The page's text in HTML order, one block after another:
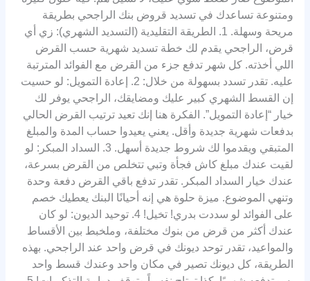
ومتنوعة تساعدك في تسديد قروض بنك الراجحي بطريقة
مريحة وسهلة. 1. الطريقة التقليدية (التسديد الشهري): زي أي
قرض، الراجحي يقدم لك خطة تسديد شهرية حسب القرض
اللي أخذته. كل شهر تدفع جزء من القرض مع الفوائد المترتبة
عليه. تقدر تسدد بسهولة من خلال: 2. إعادة التمويل: لو حسيت
إن القسط الشهري كبير عليك ومضايقك، الراجحي يوفر لك
خيار “إعادة التمويل”. الفكرة هنا إنك تعيد ترتيب القرض الحالي
بدفعات شهرية جديدة وأقل. يعني يعيدوا حساب المدة والمبلغ
المتبقي ويقدموا لك شروط جديدة أسهل. 3. السداد المبكر: لو
لقيت عندك مبلغ كاش فجأة وتبي تتخلص من القرض بسرعة،
عندك خيار السداد المبكر. تقدر تدفع باقي القرض دفعة وحدة
وتنهي الموضوع. ميزة حلوة هي إنه أحيانًا البنك يعطيك خصم
على الفوائد لو سددت بدري! تخيل! 4. توحيد الديون: لو كان
عندك أكثر من قرض من بنوك مختلفة، وملخبط بين الأقساط
والمواعيد، تقدر توحد ديونك في قرض واحد عند الراجحي. بهذه
الطريقة، كل ديونك تصير في مكان واحد وعندك قسط واحد